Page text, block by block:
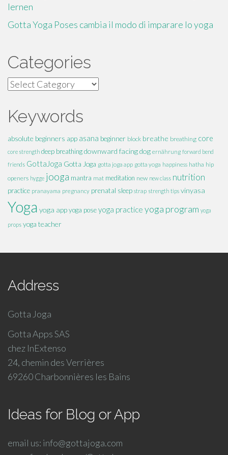
lernen
Gotta Yoga Poses cambia il modo di imparare lo yoga
Categories
Categories
Keywords
absolute beginners app asana beginner block breathe breathing core
core strength deep breathingdownward facing dog ernährung forward bend
friends GottaJoga Gotta Joga gotta joga app gotta yoga happiness hatha hip
openers hygge jooga mantra mat meditation new new class nutrition
practice pranayama pregnancy prenatal sleep strap strength tips vinyasa
Yoga yoga appyoga poseyoga practice yoga program yoga
props yoga teacher
Address
Gotta Joga
Gotta Apps SAS
chez InExtenso
24, chemin des Verrières
69260 Charbonnières les Bains
Ideas for Blog or App
email us: info@gottajoga.com